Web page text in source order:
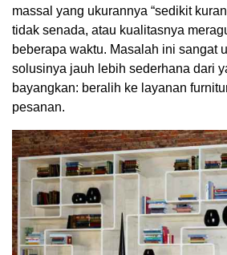
massal yang ukurannya “sedikit
tidak senada, atau kualitasnya
beberapa waktu. Masalah ini sangat
solusinya jauh lebih sederhana dari
bayangkan: beralih ke layanan
pesanan.